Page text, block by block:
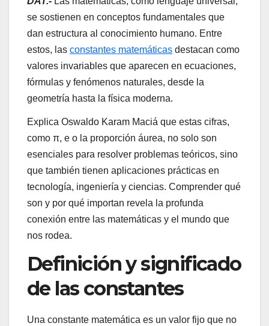
se sostienen en conceptos fundamentales que
dan estructura al conocimiento humano. Entre
estos, las constantes matemáticas destacan como
valores invariables que aparecen en ecuaciones,
fórmulas y fenómenos naturales, desde la
geometría hasta la física moderna.
Explica Oswaldo Karam Maciá que estas cifras,
como π, e o la proporción áurea, no solo son
esenciales para resolver problemas teóricos, sino
que también tienen aplicaciones prácticas en
tecnología, ingeniería y ciencias. Comprender qué
son y por qué importan revela la profunda
conexión entre las matemáticas y el mundo que
nos rodea.
Definición y significado
de las constantes
Una constante matemática es un valor fijo que no